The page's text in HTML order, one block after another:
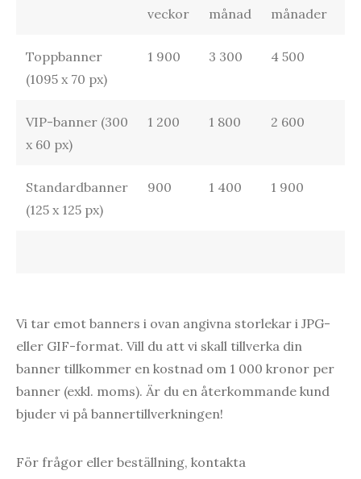
veckor
månad
månader
Toppbanner
(1095 x 70 px)
1 900 3 300 4 500
VIP-banner (300
x 60 px)
1 200 1 800 2 600
Standardbanner
(125 x 125 px)
900 1 400 1 900
Vi tar emot banners i ovan angivna storlekar i JPG-
eller GIF-format. Vill du att vi skall tillverka din
banner tillkommer en kostnad om 1 000 kronor per
banner (exkl. moms). Är du en återkommande kund
bjuder vi på bannertillverkningen!
För frågor eller beställning, kontakta